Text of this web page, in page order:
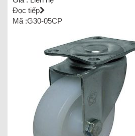
Đọc tiếp
Mã :G30-05CP